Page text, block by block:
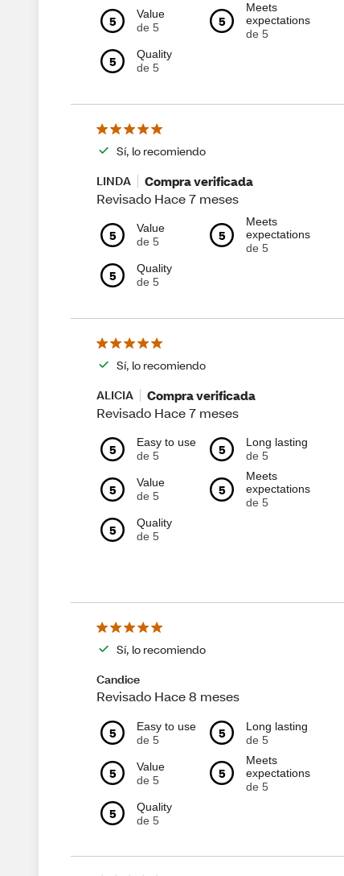
5
Value
de 5
5
Meets
expectations
de 5
5
Quality
de 5
Sí, lo recomiendo
LINDA
Compra verificada
Revisado Hace 7 meses
5
Value
de 5
5
Meets
expectations
de 5
5
Quality
de 5
Sí, lo recomiendo
ALICIA
Compra verificada
Revisado Hace 7 meses
5
Easy to use
de 5
5
Long lasting
de 5
5
Value
de 5
5
Meets
expectations
de 5
5
Quality
de 5
Sí, lo recomiendo
Candice
Revisado Hace 8 meses
5
Easy to use
de 5
5
Long lasting
de 5
5
Value
de 5
5
Meets
expectations
de 5
5
Quality
de 5